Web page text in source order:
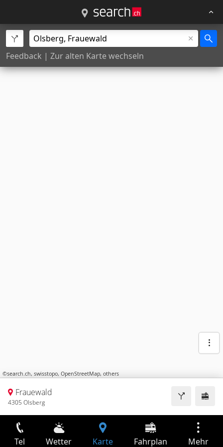
Feedback | Zur alten Karte wechseln
©search.ch, swisstopo, OpenStreetMap, others
Frauewald
4305 Olsberg
Tel Wetter Karte Fahrplan Mehr